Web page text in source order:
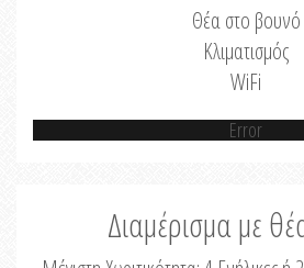
Θέα στο βουνό
Κλιματισμός
WiFi
Error
Διαμέρισμα με